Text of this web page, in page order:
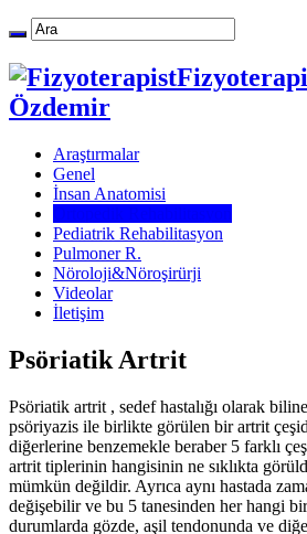
Özdemir
Araştırmalar
Genel
İnsan Anatomisi
Pediatrik Rehabilitasyon
Pulmoner R.
Nöroloji&Nöroşirürji
Videolar
İletişim
Psöriatik Artrit
Psöriatik artrit , sedef hastalığı olarak
psöriyazis ile birlikte görülen bir artrit
diğerlerine benzemekle beraber 5 farklı
artrit tiplerinin hangisinin ne sıklıkta
mümkün değildir. Ayrıca aynı hastada
değişebilir ve bu 5 tanesinden her hangi
durumlarda gözde, aşil tendonunda ve